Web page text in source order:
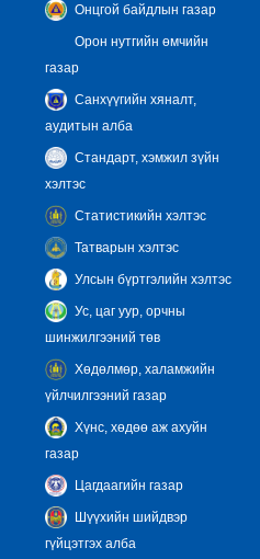
Онцгой байдлын газар
Орон нутгийн өмчийн
газар
Санхүүгийн хяналт,
аудитын алба
Стандарт, хэмжил зүйн
хэлтэс
Статистикийн хэлтэс
Татварын хэлтэс
Улсын бүртгэлийн хэлтэс
Ус, цаг уур, орчны
шинжилгээний төв
Хөдөлмөр, халамжийн
үйлчилгээний газар
Хүнс, хөдөө аж ахуйн
газар
Цагдаагийн газар
Шүүхийн шийдвэр
гүйцэтгэх алба